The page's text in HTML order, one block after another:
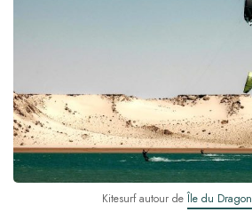
Kitesurf autour deÎle du Dragon